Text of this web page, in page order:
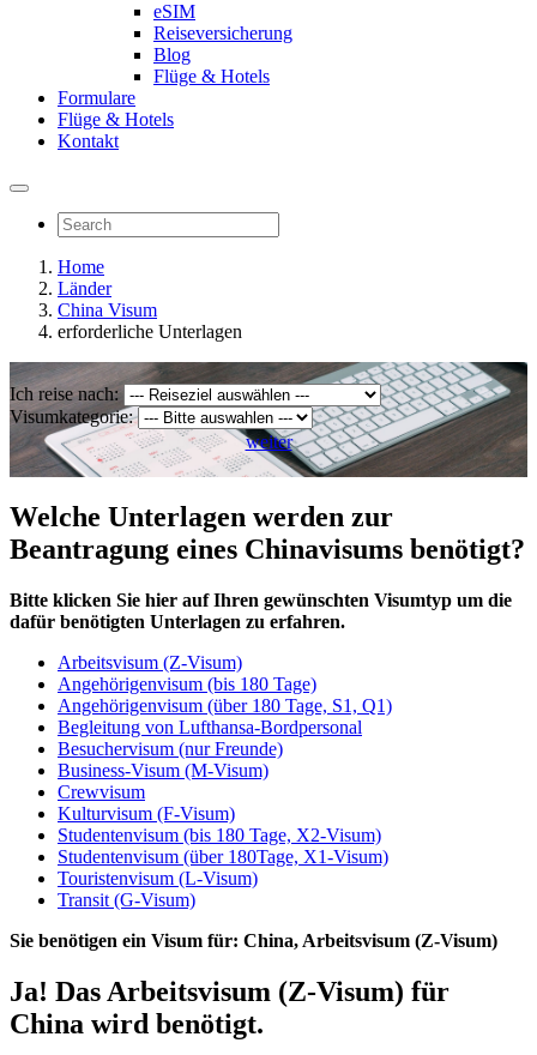
eSIM
Reiseversicherung
Blog
Flüge & Hotels
Formulare
Flüge & Hotels
Kontakt
Home
Länder
China Visum
erforderliche Unterlagen
Ich reise nach:
Visumkategorie:
weiter
Welche Unterlagen werden zur
Beantragung eines Chinavisums benötigt?
Bitte klicken Sie hier auf Ihren gewünschten Visumtyp um die
dafür benötigten Unterlagen zu erfahren.
Arbeitsvisum (Z-Visum)
Angehörigenvisum (bis 180 Tage)
Angehörigenvisum (über 180 Tage, S1, Q1)
Begleitung von Lufthansa-Bordpersonal
Besuchervisum (nur Freunde)
Business-Visum (M-Visum)
Crewvisum
Kulturvisum (F-Visum)
Studentenvisum (bis 180 Tage, X2-Visum)
Studentenvisum (über 180Tage, X1-Visum)
Touristenvisum (L-Visum)
Transit (G-Visum)
Sie benötigen ein Visum für: China, Arbeitsvisum (Z-Visum)
Ja! Das Arbeitsvisum (Z-Visum) für
China wird benötigt.